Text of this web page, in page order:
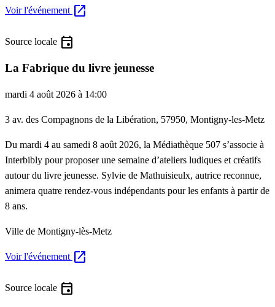
Voir l'événement open_in_new
Source locale event
La Fabrique du livre jeunesse
mardi 4 août 2026 à 14:00
3 av. des Compagnons de la Libération, 57950, Montigny-les-Metz
Du mardi 4 au samedi 8 août 2026, la Médiathèque 507 s’associe à
Interbibly pour proposer une semaine d’ateliers ludiques et créatifs
autour du livre jeunesse. Sylvie de Mathuisieulx, autrice reconnue,
animera quatre rendez-vous indépendants pour les enfants à partir de
8 ans.
Ville de Montigny-lès-Metz
Voir l'événement open_in_new
Source locale event